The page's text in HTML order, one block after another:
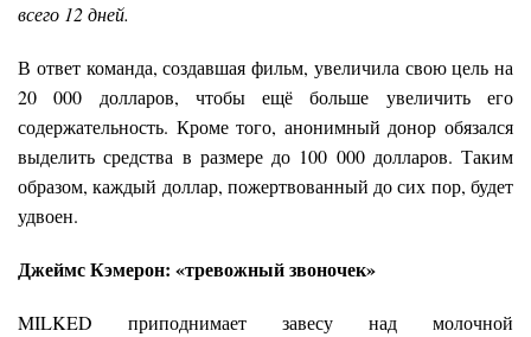
всего 12 дней.
В ответ команда, создавшая фильм, увеличила свою цель на
20 000 долларов, чтобы ещё больше увеличить его
содержательность. Кроме того, анонимный донор обязался
выделить средства в размере до 100 000 долларов. Таким
образом, каждый доллар, пожертвованный до сих пор, будет
удвоен.
Джеймс Кэмерон: «тревожный звоночек»
MILKED приподнимает завесу над молочной